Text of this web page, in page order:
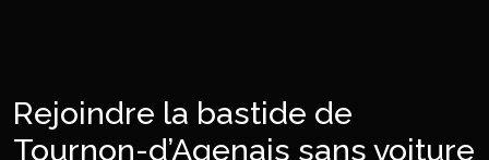
Rejoindre la bastide de
Tournon-d’Agenais sans voiture